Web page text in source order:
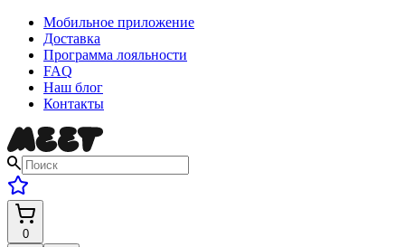
Мобильное приложение
Доставка
Программа лояльности
FAQ
Наш блог
Контакты
0